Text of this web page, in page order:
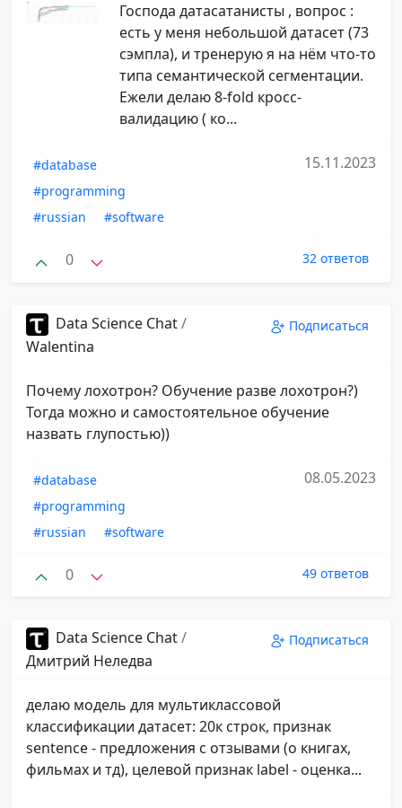
Господа датасатанисты , вопрос :
есть у меня небольшой датасет (73
сэмпла), и тренерую я на нём что-то
типа семантической сегментации.
Ежели делаю 8-fold кросс-
валидацию ( ко...
#database
#programming
#russian
#software
15.11.2023
0 32 ответов
Data Science Chat/
Walentina
Подписаться
Почему лохотрон? Обучение разве лохотрон?)
Тогда можно и самостоятельное обучение
назвать глупостью))
#database
#programming
#russian
#software
08.05.2023
0 49 ответов
Data Science Chat/
Дмитрий Неледва
Подписаться
делаю модель для мультиклассовой
классификации датасет: 20к строк, признак
sentence - предложения с отзывами (о книгах,
фильмах и тд), целевой признак label - оценка...